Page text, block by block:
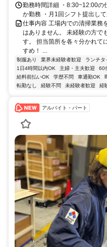
勤務時間詳細 ・8:30~12:00の
か勤務 ・月1回シフト提出し
仕事内容 工場内での清掃業務
はありません。 未経験の方で
す。 担当箇所を各々分かれて
すめ！ ...
制服あり 業界未経験者歓迎 ランチタ
1日4時間以内OK
主婦・主夫歓迎 60
給料前払いOK
学歴不問 車通勤OK
転勤なし
経験不問 未経験者歓迎 経
アルバイト・パート